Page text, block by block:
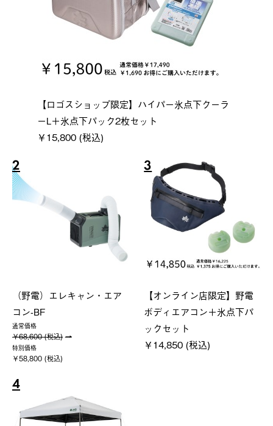
【ロゴスショップ限定】ハイパー氷点下クーラ
ーL＋氷点下パック2枚セット
￥15,800 (税込)
2
（野電）エレキャン・エア
コン-BF
通常価格
￥68,600 (税込)
特別価格
￥58,800 (税込)
3
【オンライン店限定】野電
ボディエアコン＋氷点下パ
ックセット
￥14,850 (税込)
4